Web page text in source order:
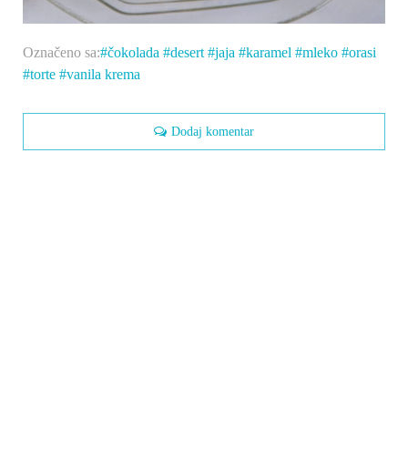
Označeno sa: čokolada desert jaja karamel mleko
orasi
torte
vanila krema
Dodaj komentar